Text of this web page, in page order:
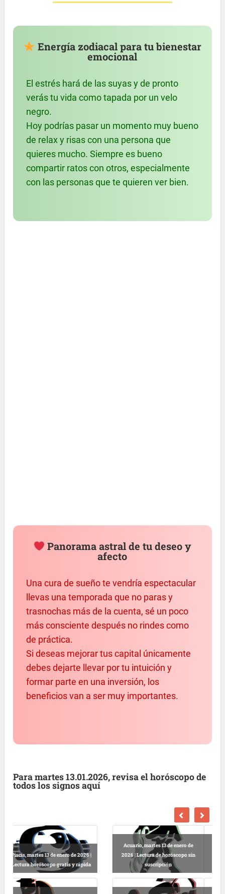
Energía zodiacal para tu bienestar
emocional
El estrés hará de las suyas y de pronto
verás tu vida como tapada por un velo
negro.
Hoy podrías pasar un momento muy bueno
de relax y risas con una persona que
quieres mucho. Siempre es bueno
compartir ratos con otros, especialmente
con las personas que te quieren ver bien.
Panorama astral de tu deseo y
afecto
Una cura de sueño te vendría espectacular
llevas una temporada que no paras y
trasnochas más de la cuenta, sé un poco
más consciente después no rindes como
de práctica.
Si deseas mejorar tus capital únicamente
debes dejarte llevar por tu intuición y
formar parte en una inversión, los
beneficios van a ser muy importantes.
Para martes 13.01.2026, revisa el horóscopo de
todos los signos aquí
Escorpio, martes 13 de enero de
2026 | Horóscopo gratis hoy y
completo
Libra, martes 13 de enero de 2026 |
Lectura horóscopo online